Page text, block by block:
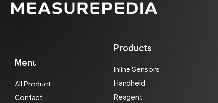
Menu
All Product
Contact
Products
Inline Sensors
Handheld
Reagent